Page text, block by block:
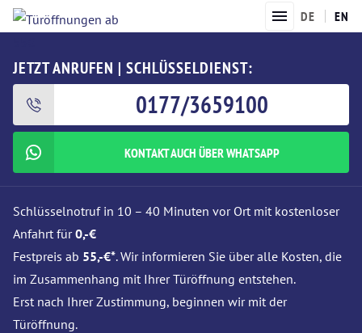
DE EN
JETZT ANRUFEN | SCHLÜSSELDIENST:
0177/3659100
KONTAKT AUCH ÜBER WHATSAPP
Schlüsselnotruf in 10 – 40 Minuten vor Ort mit kostenloser
Anfahrt für0,-€
Festpreis ab 55,-€*. Wir informieren Sie über alle Kosten, die
im Zusammenhang mit Ihrer Türöffnung entstehen.
Erst nach Ihrer Zustimmung, beginnen wir mit der
Türöffnung.